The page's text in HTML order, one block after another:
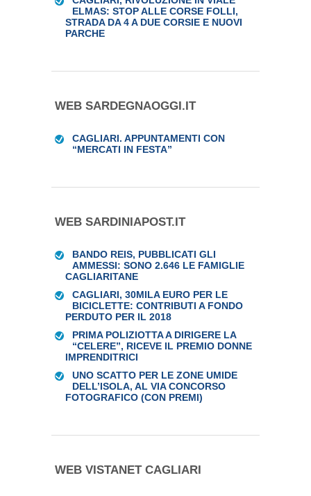
ELMAS: STOP ALLE CORSE FOLLI,
STRADA DA 4 A DUE CORSIE E NUOVI
PARCHE
WEB SARDEGNAOGGI.IT
CAGLIARI. APPUNTAMENTI CON
“MERCATI IN FESTA”
WEB SARDINIAPOST.IT
BANDO REIS, PUBBLICATI GLI
AMMESSI: SONO 2.646 LE FAMIGLIE
CAGLIARITANE
CAGLIARI, 30MILA EURO PER LE
BICICLETTE: CONTRIBUTI A FONDO
PERDUTO PER IL 2018
PRIMA POLIZIOTTA A DIRIGERE LA
“CELERE”, RICEVE IL PREMIO DONNE
IMPRENDITRICI
UNO SCATTO PER LE ZONE UMIDE
DELL’ISOLA, AL VIA CONCORSO
FOTOGRAFICO (CON PREMI)
WEB VISTANET CAGLIARI